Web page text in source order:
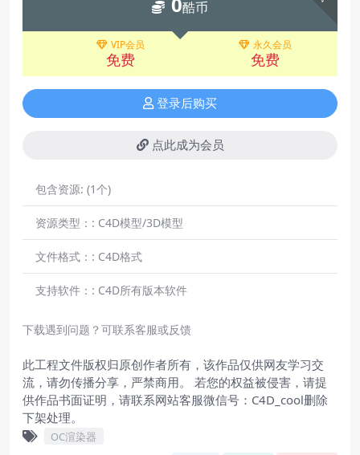
酷币
VIP会员
免费
永久会员
免费
登录后购买
点此成为会员
包含资源: (1个)
资源类型：: C4D模型/3D模型
文件格式：: C4D格式
支持软件：: C4D所有版本软件
下载遇到问题？可联系客服或反馈
此工程文件版权归原创作者所有，该作品仅供网友学习交
流，请勿传播分享，严禁商用。 若您的权益被侵害，请提
供作品书面证明，请联系网站客服微信号：C4D_cool删除
下架处理。
OC渲染器